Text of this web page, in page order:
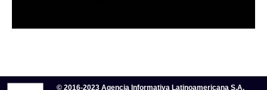
© 2016-2023 Agencia Informativa Latinoamericana S.A.